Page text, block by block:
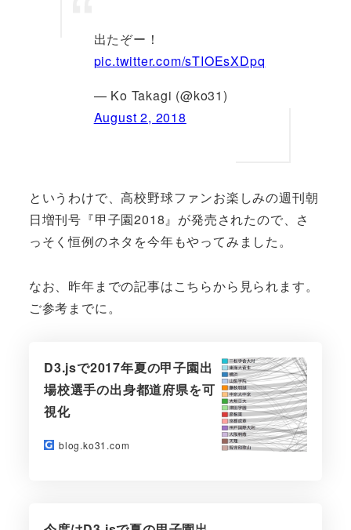
出たぞー！
pic.twitter.com/sTIOEsXDpq
— Ko Takagi (@ko31)
August 2, 2018
というわけで、高校野球ファンお楽しみの週刊朝
日増刊号『甲子園2018』が発売されたので、さ
っそく恒例のネタを今年もやってみました。
なお、昨年までの記事はこちらから見られます。
ご参考までに。
D3.jsで2017年夏の甲子園出
場校選手の出身都道府県を可
視化
blog.ko31.com